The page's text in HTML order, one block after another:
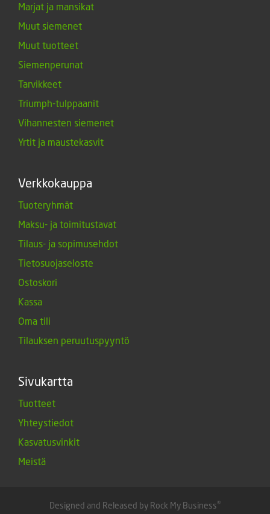
Marjat ja mansikat
Muut siemenet
Muut tuotteet
Siemenperunat
Tarvikkeet
Triumph-tulppaanit
Vihannesten siemenet
Yrtit ja maustekasvit
Verkkokauppa
Tuoteryhmät
Maksu- ja toimitustavat
Tilaus- ja sopimusehdot
Tietosuojaseloste
Ostoskori
Kassa
Oma tili
Tilauksen peruutuspyyntö
Sivukartta
Tuotteet
Yhteystiedot
Kasvatusvinkit
Meistä
Designed and Released by Rock My Business®